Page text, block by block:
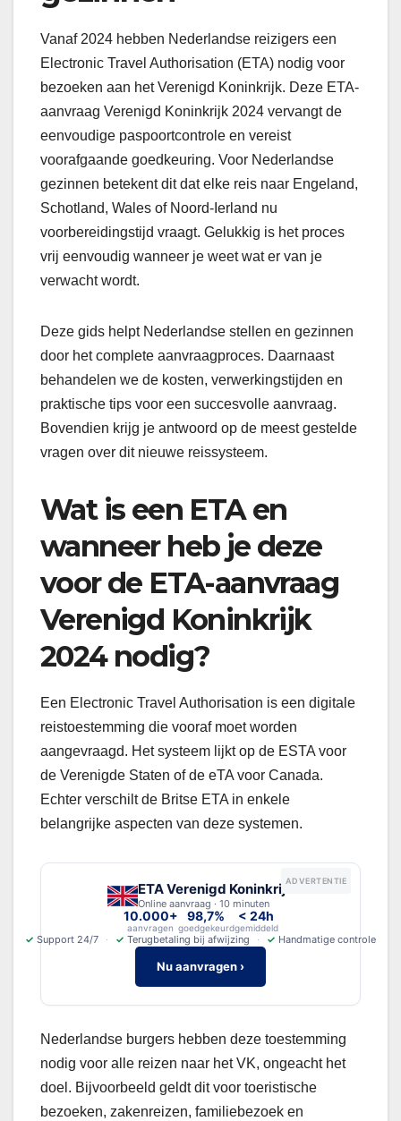
Vanaf 2024 hebben Nederlandse reizigers een
Electronic Travel Authorisation (ETA) nodig voor
bezoeken aan het Verenigd Koninkrijk. Deze ETA-
aanvraag Verenigd Koninkrijk 2024 vervangt de
eenvoudige paspoortcontrole en vereist
voorafgaande goedkeuring. Voor Nederlandse
gezinnen betekent dit dat elke reis naar Engeland,
Schotland, Wales of Noord-Ierland nu
voorbereidingstijd vraagt. Gelukkig is het proces
vrij eenvoudig wanneer je weet wat er van je
verwacht wordt.
Deze gids helpt Nederlandse stellen en gezinnen
door het complete aanvraagproces. Daarnaast
behandelen we de kosten, verwerkingstijden en
praktische tips voor een succesvolle aanvraag.
Bovendien krijg je antwoord op de meest gestelde
vragen over dit nieuwe reissysteem.
Wat is een ETA en
wanneer heb je deze
voor de ETA-aanvraag
Verenigd Koninkrijk
2024 nodig?
Een Electronic Travel Authorisation is een digitale
reistoestemming die vooraf moet worden
aangevraagd. Het systeem lijkt op de ESTA voor
de Verenigde Staten of de eTA voor Canada.
Echter verschilt de Britse ETA in enkele
belangrijke aspecten van deze systemen.
ADVERTENTIE
ETA Verenigd Koninkrijk
Online aanvraag · 10 minuten
10.000+
aanvragen
98,7%
goedgekeurd
< 24h
gemiddeld
✓ Support 24/7 ✓ Terugbetaling bij afwijzing ✓ Handmatige controle
Nu aanvragen ›
Nederlandse burgers hebben deze toestemming
nodig voor alle reizen naar het VK, ongeacht het
doel. Bijvoorbeeld geldt dit voor toeristische
bezoeken, zakenreizen, familiebezoek en